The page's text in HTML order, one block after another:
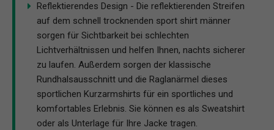
Reflektierendes Design - Die reflektierenden Streifen
auf dem schnell trocknenden sport shirt männer
sorgen für Sichtbarkeit bei schlechten
Lichtverhältnissen und helfen Ihnen, nachts sicherer
zu laufen. Außerdem sorgen der klassische
Rundhalsausschnitt und die Raglanärmel dieses
sportlichen Kurzarmshirts für ein sportliches und
komfortables Erlebnis. Sie können es als Sweatshirt
oder als Unterlage für Ihre Jacke tragen.